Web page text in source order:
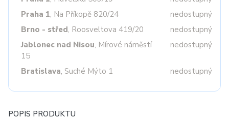
Praha 1, Na Příkopě 820/24
nedostupný
Brno - střed, Roosveltova 419/20
nedostupný
Jablonec nad Nisou, Mírové náměstí
15
nedostupný
Bratislava, Suché Mýto 1 nedostupný
POPIS PRODUKTU